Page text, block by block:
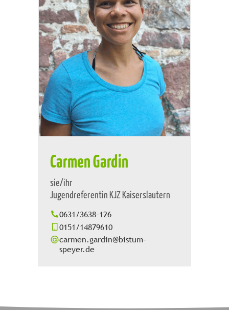
Carmen Gardin
sie/ihr
Jugendreferentin KJZ Kaiserslautern
0631/3638-126
0151/14879610
carmen.gardin@bistum-
speyer.de